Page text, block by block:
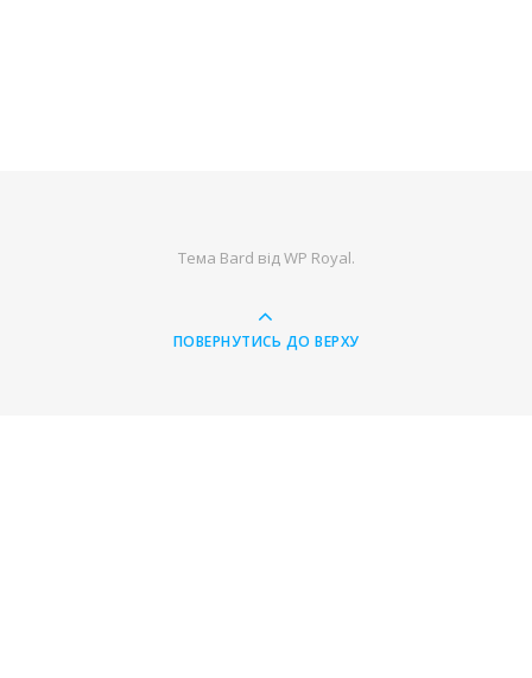
Тема Bard відWP Royal.
ПОВЕРНУТИСЬ ДО ВЕРХУ